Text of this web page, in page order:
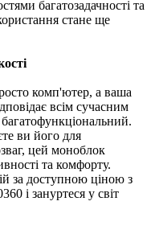
багатозадачності та
стане ще
комп'ютер, а ваша
всім сучасним
ви його для
цей моноблок
та комфорту.
за доступною ціною з
і зануртеся у світ